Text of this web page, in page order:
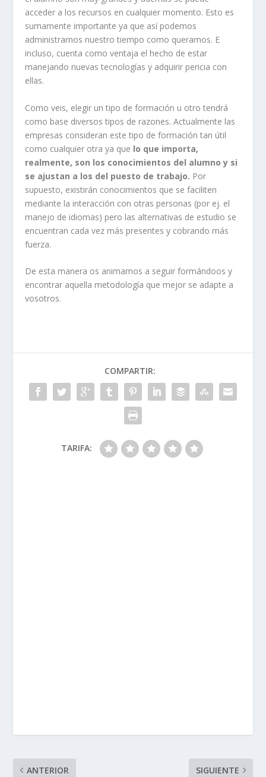
acceder a los recursos en cualquier momento. Esto es
sumamente importante ya que así podemos
administrarnos nuestro tiempo como queramos. E
incluso, cuenta como ventaja el hecho de estar
manejando nuevas tecnologías y adquirir pericia con
ellas.
Como veis, elegir un tipo de formación u otro tendrá
como base diversos tipos de razones. Actualmente las
empresas consideran este tipo de formación tan útil
como cualquier otra ya que lo que importa,
realmente, son los conocimientos del alumno y si
se ajustan a los del puesto de trabajo. Por
supuesto, existirán conocimientos que se faciliten
mediante la interacción con otras personas (por ej. el
manejo de idiomas) pero las alternativas de estudio se
encuentran cada vez más presentes y cobrando más
fuerza.
De esta manera os animamos a seguir formándoos y
encontrar aquella metodología que mejor se adapte a
vosotros.
COMPARTIR:
TARIFA:
ANTERIOR SIGUIENTE